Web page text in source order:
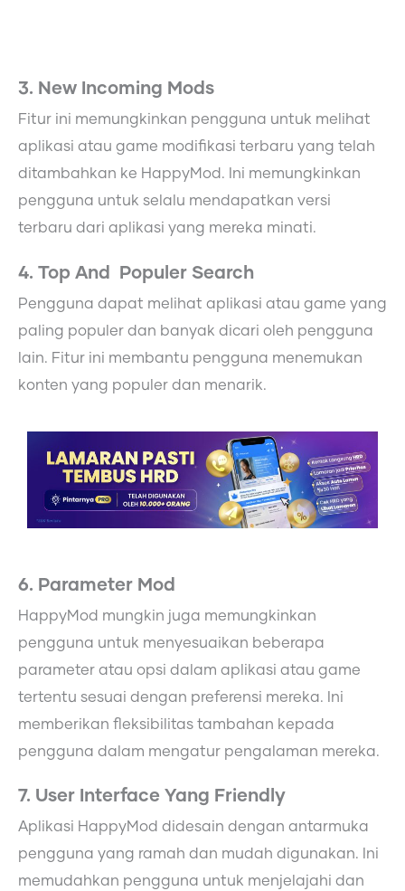
3. New Incoming Mods
Fitur ini memungkinkan pengguna untuk melihat
aplikasi atau game modifikasi terbaru yang telah
ditambahkan ke HappyMod. Ini memungkinkan
pengguna untuk selalu mendapatkan versi
terbaru dari aplikasi yang mereka minati.
4. Top And Populer Search
Pengguna dapat melihat aplikasi atau game yang
paling populer dan banyak dicari oleh pengguna
lain. Fitur ini membantu pengguna menemukan
konten yang populer dan menarik.
6. Parameter Mod
HappyMod mungkin juga memungkinkan
pengguna untuk menyesuaikan beberapa
parameter atau opsi dalam aplikasi atau game
tertentu sesuai dengan preferensi mereka. Ini
memberikan fleksibilitas tambahan kepada
pengguna dalam mengatur pengalaman mereka.
7. User Interface Yang Friendly
Aplikasi HappyMod didesain dengan antarmuka
pengguna yang ramah dan mudah digunakan. Ini
memudahkan pengguna untuk menjelajahi dan